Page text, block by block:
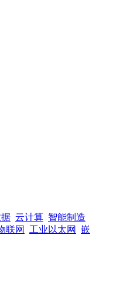
云计算 智能制造
联网 工业以太网
嵌